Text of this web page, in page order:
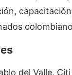
del Valle,